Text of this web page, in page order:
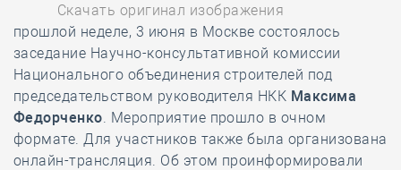
Скачать оригинал изображения
прошлой неделе, 3 июня в Москве состоялось
заседание Научно-консультативной комиссии
Национального объединения строителей под
председательством руководителя НКК Максима
Федорченко . Мероприятие прошло в очном
формате. Для участников также была организована
онлайн-трансляция. Об этом проинформировали